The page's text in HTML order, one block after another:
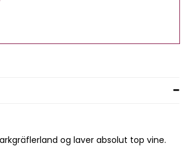
og laver absolut top vine.